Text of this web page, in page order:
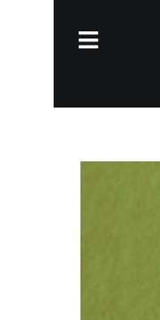
naar
Toggle